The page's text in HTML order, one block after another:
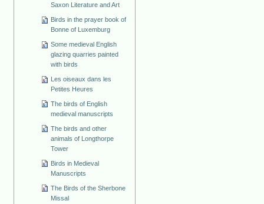
Saxon Literature and Art
Birds in the prayer book of
Bonne of Luxemburg
Some medieval English
glazing quarries painted
with birds
Les oiseaux dans les
Petites Heures
The birds of English
medieval manuscripts
The birds and other
animals of Longthorpe
Tower
Birds in Medieval
Manuscripts
The Birds of the Sherbone
Missal